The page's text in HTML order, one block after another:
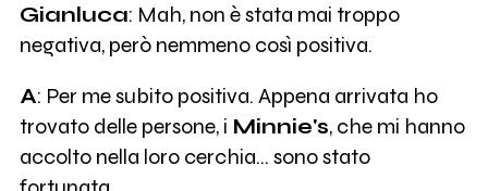
Gianluca: Mah, non è stata mai troppo
negativa, però nemmeno così positiva.
A: Per me subito positiva. Appena arrivata ho
trovato delle persone, i Minnie's, che mi hanno
accolto nella loro cerchia… sono stato